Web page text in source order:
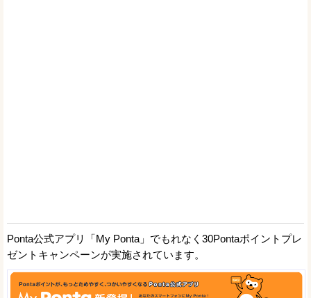
Ponta公式アプリ「My Ponta」でもれなく30Pontaポイントプレ
ゼントキャンペーンが実施されています。